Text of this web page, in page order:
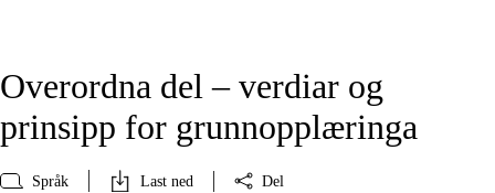
Overordna del – verdiar og
prinsipp for grunnopplæringa
Språk Last ned Del